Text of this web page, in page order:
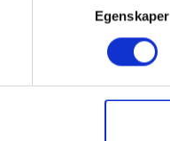
Egenskaper